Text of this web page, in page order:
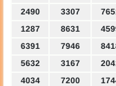
2490
3307
1287
8631
6391
7946
5632
3167
4034
7200